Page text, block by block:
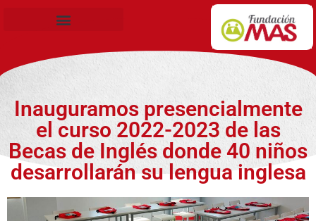
Inauguramos presencialmente
el curso 2022-2023 de las
Becas de Inglés donde 40 niños
desarrollarán su lengua inglesa